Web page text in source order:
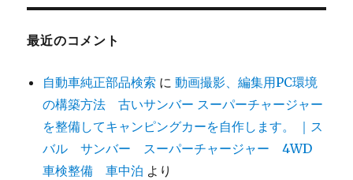
最近のコメント
自動車純正部品検索 に動画撮影、編集用PC環境
の構築方法 古いサンバー スーパーチャージャー
を整備してキャンピングカーを自作します。 ｜ス
バル サンバー スーパーチャージャー 4WD
車検整備 車中泊 より